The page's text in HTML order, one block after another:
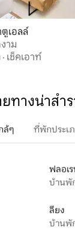
เอลล์
าม
· เช็คเอาท์
ทางน่าสำร
ล้ๆ ที่พักประเ
ฟลอเ
บ้านพั
ลียง
บ้านพั